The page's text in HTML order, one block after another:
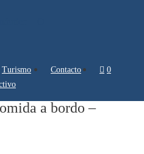
Turismo
Contacto 0 artículos
a bordo –